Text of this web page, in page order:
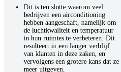
Dit is ten slotte waarom veel
bedrijven een airconditioning
hebben aangeschaft, namelijk om
de luchtkwaliteit en temperatuur
in hun ruimtes te verbeteren. Dit
resulteert in een langer verblijf
van klanten in deze zaken, en
vervolgens een grotere kans dat ze
meer uitgeven.